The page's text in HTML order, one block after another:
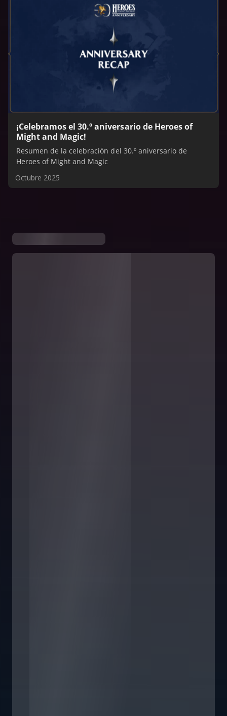
¡Celebramos el 30.º aniversario de Heroes of
Might and Magic!
Resumen de la celebración del 30.º aniversario de
Heroes of Might and Magic
Octubre 2025